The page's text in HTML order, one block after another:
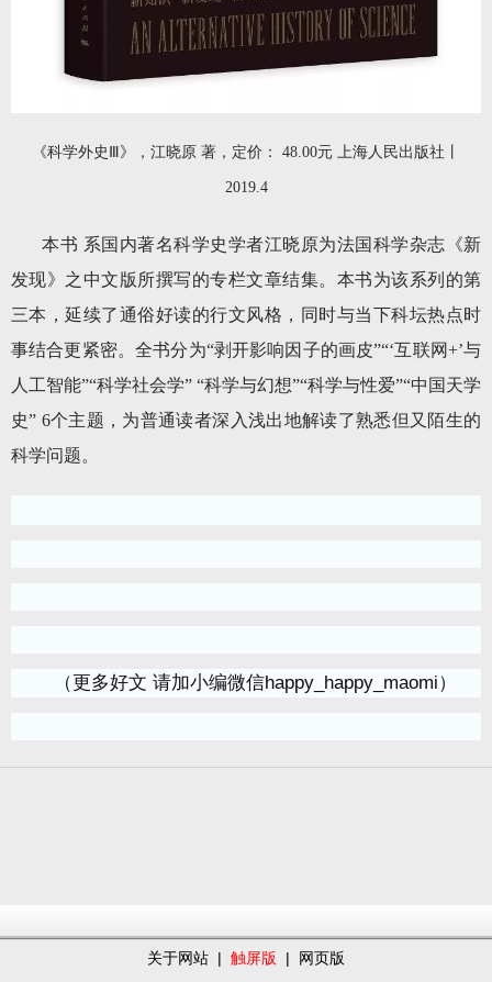
《科学外史Ⅲ》，江晓原 著，定价： 48.00元 上海人民出版社丨
2019.4
本书 系国内著名科学史学者江晓原为法国科学杂志《新
发现》之中文版所撰写的专栏文章结集。本书为该系列的第
三本，延续了通俗好读的行文风格，同时与当下科坛热点时
事结合更紧密。全书分为“剥开影响因子的画皮”“‘互联网+’与
人工智能”“科学社会学” “科学与幻想”“科学与性爱”“中国天学
史” 6个主题，为普通读者深入浅出地解读了熟悉但又陌生的
科学问题。
（更多好文 请加小编微信happy_happy_maomi）
关于网站 | 触屏版 | 网页版